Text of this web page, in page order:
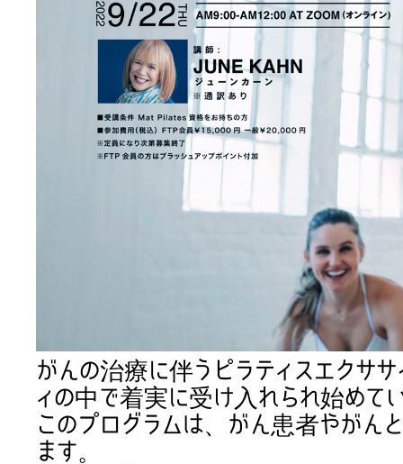
がんの治療に伴うピラティスエクササ
ィの中で着実に受け入れられ始めて
このプログラムは、がん患者やが
ます。